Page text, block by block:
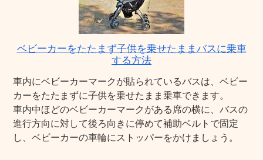
ベビーカーをたたまず子供を乗せたままバスに乗車
する方法
車内にベビーカーマークが貼られているバスは、ベビー
カーをたたまずに子供を乗せたまま乗車できます。
車内中ほどのベビーカーマークがある席の横に、バスの
進行方向に対して後ろ向きに停めて補助ベルトで固定
し、ベビーカーの車輪にストッパーをかけましょう。